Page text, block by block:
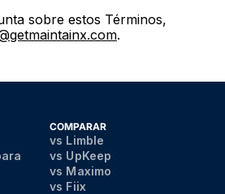
sobre estos Términos,
.
COMPARAR
vs Limble
vs UpKeep
vs Maximo
vs Fiix